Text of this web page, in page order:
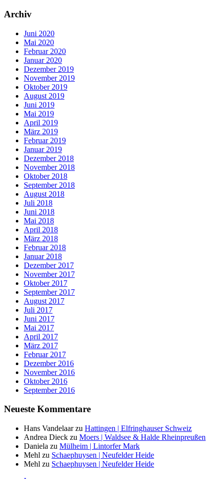
Archiv
Juni 2020
Mai 2020
Februar 2020
Januar 2020
Dezember 2019
November 2019
Oktober 2019
August 2019
Juni 2019
Mai 2019
April 2019
März 2019
Februar 2019
Januar 2019
Dezember 2018
November 2018
Oktober 2018
September 2018
August 2018
Juli 2018
Juni 2018
Mai 2018
April 2018
März 2018
Februar 2018
Januar 2018
Dezember 2017
November 2017
Oktober 2017
September 2017
August 2017
Juli 2017
Juni 2017
Mai 2017
April 2017
März 2017
Februar 2017
Dezember 2016
November 2016
Oktober 2016
September 2016
Neueste Kommentare
Hans Vandelaarzu Hattingen | Elfringhauser Schweiz
Andrea Dieck zu Moers | Waldsee & Halde Rheinpreußen
Daniela zu Mülheim | Lintorfer Mark
Mehl zu Schaephuysen | Neufelder Heide
Mehl zu Schaephuysen | Neufelder Heide